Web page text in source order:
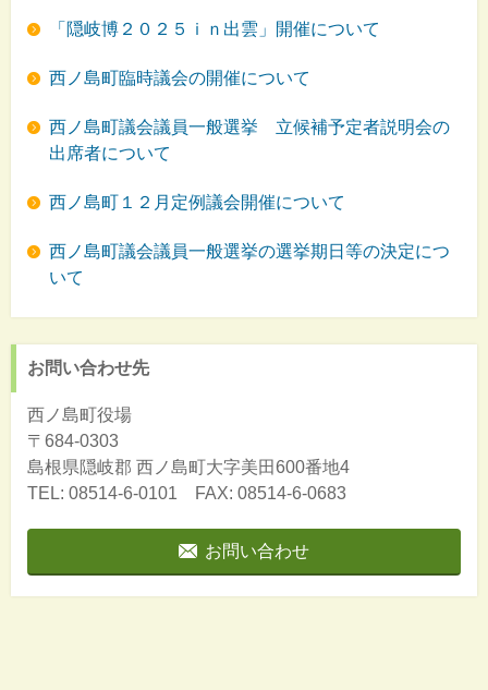
「隠岐博２０２５ｉｎ出雲」開催について
西ノ島町臨時議会の開催について
西ノ島町議会議員一般選挙 立候補予定者説明会の
出席者について
西ノ島町１２月定例議会開催について
西ノ島町議会議員一般選挙の選挙期日等の決定につ
いて
お問い合わせ先
西ノ島町役場
〒684-0303
島根県隠岐郡 西ノ島町大字美田600番地4
TEL: 08514-6-0101 FAX: 08514-6-0683
お問い合わせ